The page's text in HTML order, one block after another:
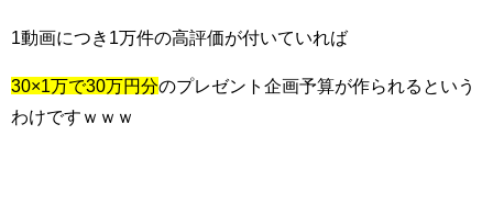
1動画につき1万件の高評価が付いていれば
30×1万で30万円分のプレゼント企画予算が作られるという
わけですｗｗｗ